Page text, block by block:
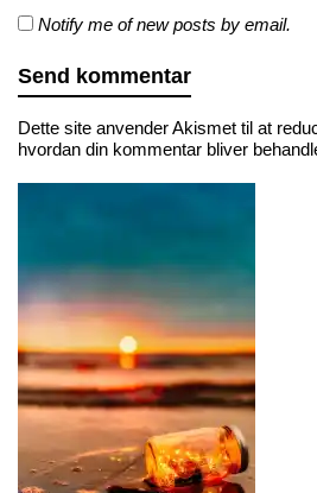
Notify me of new posts by email.
Dette site anvender Akismet til at
hvordan din kommentar bliver